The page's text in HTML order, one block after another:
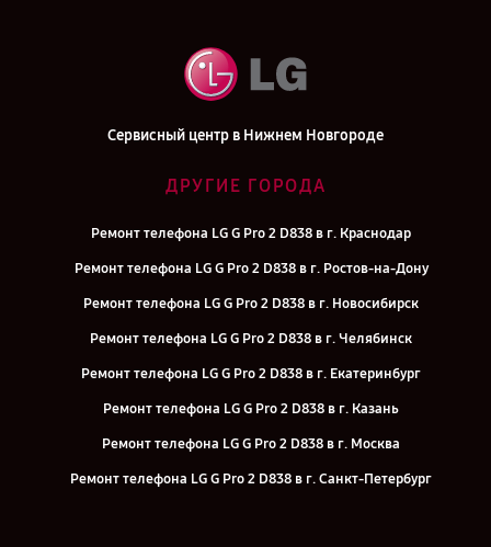
Сервисный центр в Нижнем Новгороде
ДРУГИЕ ГОРОДА
Ремонт телефона LG G Pro 2 D838 в г. Краснодар
Ремонт телефона LG G Pro 2 D838 в г. Ростов-на-Дону
Ремонт телефона LG G Pro 2 D838 в г. Новосибирск
Ремонт телефона LG G Pro 2 D838 в г. Челябинск
Ремонт телефона LG G Pro 2 D838 в г. Екатеринбург
Ремонт телефона LG G Pro 2 D838 в г. Казань
Ремонт телефона LG G Pro 2 D838 в г. Москва
Ремонт телефона LG G Pro 2 D838 в г. Санкт-Петербург